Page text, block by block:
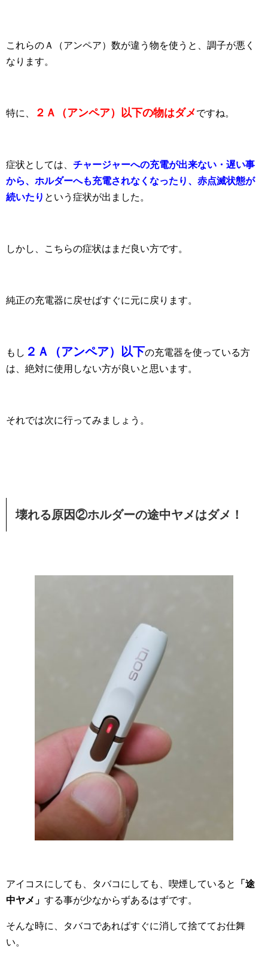
これらのＡ（アンペア）数が違う物を使うと、調子が悪く
なります。
特に、 ２Ａ（アンペア）以下の物はダメですね。
症状としては、 チャージャーへの充電が出来ない・遅い事
から、ホルダーへも充電されなくなったり、赤点滅状態が
続いたり という症状が出ました。
しかし、こちらの症状はまだ良い方です。
純正の充電器に戻せばすぐに元に戻ります。
もし ２Ａ（アンペア）以下の充電器を使っている方
は、絶対に使用しない方が良いと思います。
それでは次に行ってみましょう。
壊れる原因②ホルダーの途中ヤメはダメ！
アイコスにしても、タバコにしても、喫煙していると
「途
中ヤメ」 する事が少なからずあるはずです。
そんな時に、タバコであればすぐに消して捨ててお仕舞
い。